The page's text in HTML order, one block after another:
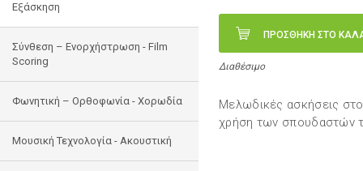
Εξάσκηση
Σύνθεση – Ενορχήστρωση - Film
Scoring
Φωνητική – Ορθοφωνία - Χορωδία
Μουσική Τεχνολογία - Ακουστική
ΠΡΟΣΘΗΚΗ ΣΤΟ
Διαθέσιμο
Μελωδικές ασκήσεις
χρήση των σπουδαστών